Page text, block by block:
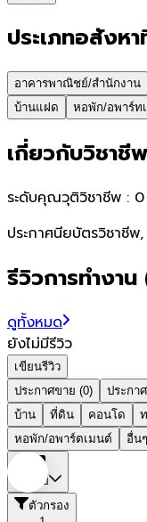
ประเภทอสังห
อาคารพาณิชย์/สำนักงาน
บ้านแฝด
หอพัก/อพาร์ท
เกี่ยวกับวิชาชีพ
ระดับคุณวุติวิชาชีพ : 0
ประกาศนียบัตรวิชาชีพ
รีวิวการทำงาน
ดูทั้งหมด
ยังไม่มีรีวิว
เขียนรีวิว
ประกาศขาย (0)
ประกา
บ้าน
ที่ดิน คอนโด
หอพัก/อพาร์ตเมนต์
อื่นๆ
บุรีรัมย์
ตัวกรอง